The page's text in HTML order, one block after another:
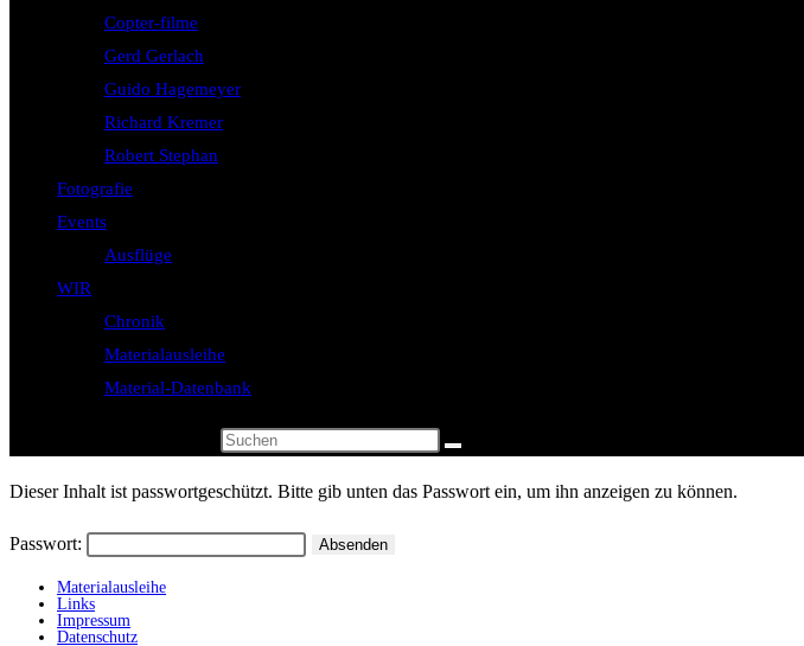
Copter-filme
Gerd Gerlach
Guido Hagemeyer
Richard Kremer
Robert Stephan
Fotografie
Events
Ausflüge
WIR
Chronik
Materialausleihe
Material-Datenbank
Dieser Inhalt ist passwortgeschützt. Bitte gib unten das Passwort ein, um ihn anzeigen zu können.
Passwort:
Materialausleihe
Links
Impressum
Datenschutz